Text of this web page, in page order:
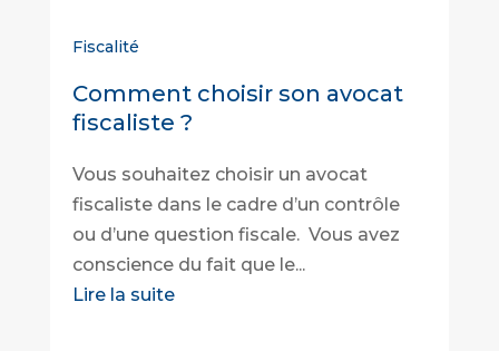
Fiscalité
Comment choisir son avocat
fiscaliste ?
Vous souhaitez choisir un avocat
fiscaliste dans le cadre d’un contrôle
ou d’une question fiscale. Vous avez
conscience du fait que le...
Lire la suite